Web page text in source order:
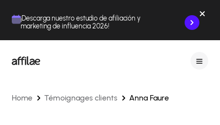
¡Descarga nuestro estudio de afiliación y
marketing de influencia 2026!
Home Témoignages clients Anna Faure